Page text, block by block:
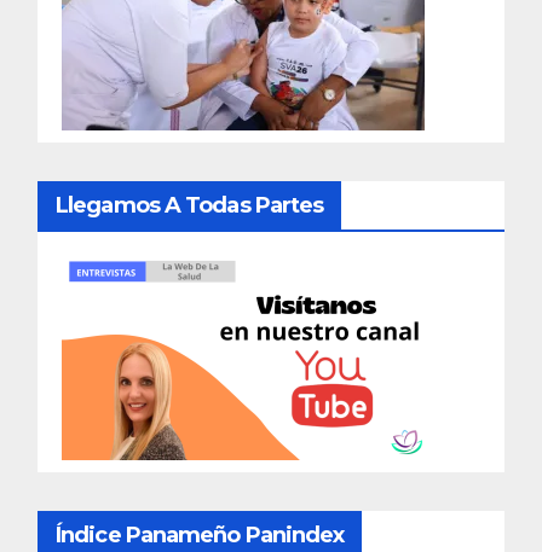
Llegamos A Todas Partes
Índice Panameño Panindex